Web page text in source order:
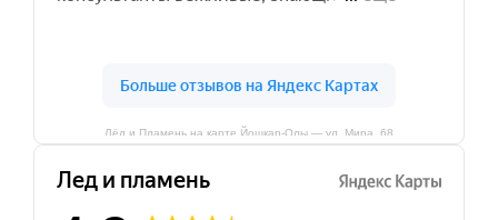
Лёд и Пламень на карте Йошкар‑Олы — ул. Мира, 68